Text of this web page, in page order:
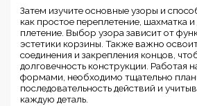
Затем изучите основные узоры и
как простое переплетение, шахматка и
плетение. Выбор узора зависит от
эстетики корзины. Также важно
соединения и закрепления концов,
долговечность конструкции. Работая
формами, необходимо тщательно
последовательность действий и
каждую деталь.